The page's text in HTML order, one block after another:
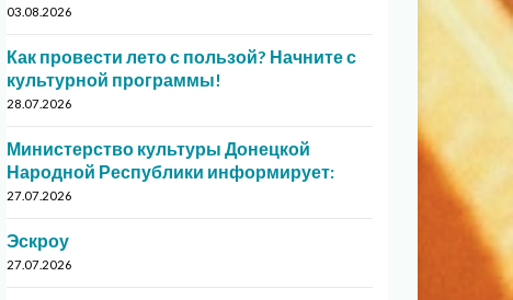
03.08.2026
Как провести лето с пользой? Начните с
культурной программы!
28.07.2026
Министерство культуры Донецкой
Народной Республики информирует:
27.07.2026
Эскроу
27.07.2026